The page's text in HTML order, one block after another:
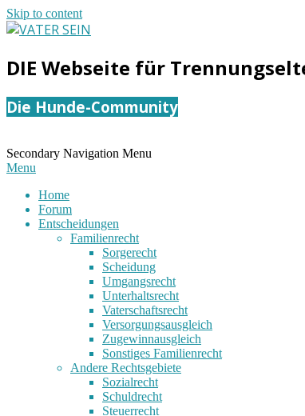
Skip to content
SEIN
DIE Webseite für
Die Hunde-Community
Secondary Navigation Menu
Menu
Home
Forum
Entscheidungen
Familienrecht
Sorgerecht
Scheidung
Umgangsrecht
Unterhaltsrecht
Vaterschaftsrecht
Versorgungsausgleich
Zugewinnausgleich
Sonstiges Familienrecht
Andere Rechtsgebiete
Sozialrecht
Schuldrecht
Steuerrecht